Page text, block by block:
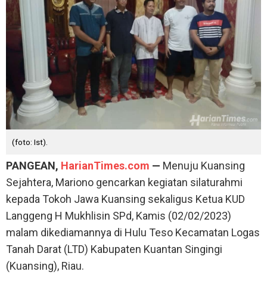
(foto: Ist).
PANGEAN, HarianTimes.com — Menuju Kuansing
Sejahtera, Mariono gencarkan kegiatan silaturahmi
kepada Tokoh Jawa Kuansing sekaligus Ketua KUD
Langgeng H Mukhlisin SPd, Kamis (02/02/2023)
malam dikediamannya di Hulu Teso Kecamatan Logas
Tanah Darat (LTD) Kabupaten Kuantan Singingi
(Kuansing), Riau.